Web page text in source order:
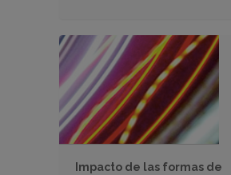
Impacto de las formas de